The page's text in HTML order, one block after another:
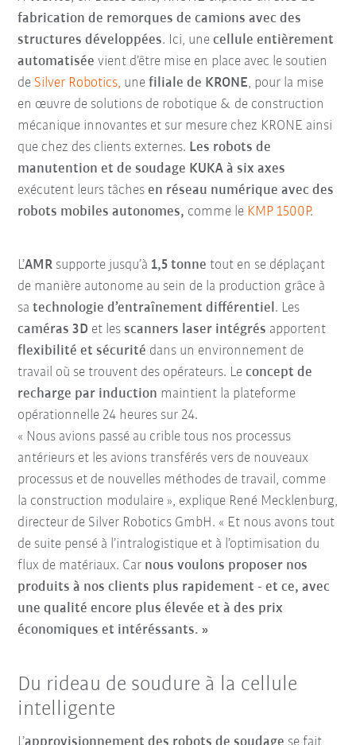
fabrication de remorques de camions avec des
structures développées. Ici, unecellule entièrement
automatisée vient d’être mise en place avec le soutien
de Silver Robotics, unefiliale de KRONE, pour la mise
en œuvre de solutions de robotique & de construction
mécanique innovantes et sur mesure chez KRONE ainsi
que chez des clients externes. Les robots de
manutention et de soudage KUKA à six axes
exécutent leurs tâchesen réseau numérique avec des
robots mobiles autonomes, comme le KMP 1500P.
L’AMR supporte jusqu’à 1,5 tonne tout en se déplaçant
de manière autonome au sein de la production grâce à
satechnologie d’entraînement différentiel . Les
caméras 3D et lesscanners laser intégrés apportent
flexibilité et sécurité dans un environnement de
travail où se trouvent des opérateurs. Leconcept de
recharge par induction maintient la plateforme
opérationnelle 24 heures sur 24.
« Nous avions passé au crible tous nos processus
antérieurs et les avions transférés vers de nouveaux
processus et de nouvelles méthodes de travail, comme
la construction modulaire », explique René Mecklenburg,
directeur de Silver Robotics GmbH. « Et nous avons tout
de suite pensé à l’intralogistique et à l’optimisation du
flux de matériaux. Car nous voulons proposer nos
produits à nos clients plus rapidement - et ce, avec
une qualité encore plus élevée et à des prix
économiques et intéréssants. »
Du rideau de soudure à la cellule
intelligente